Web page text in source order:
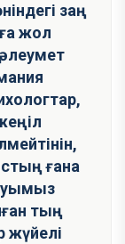
заң
жол
ғана
тың
жүйелі